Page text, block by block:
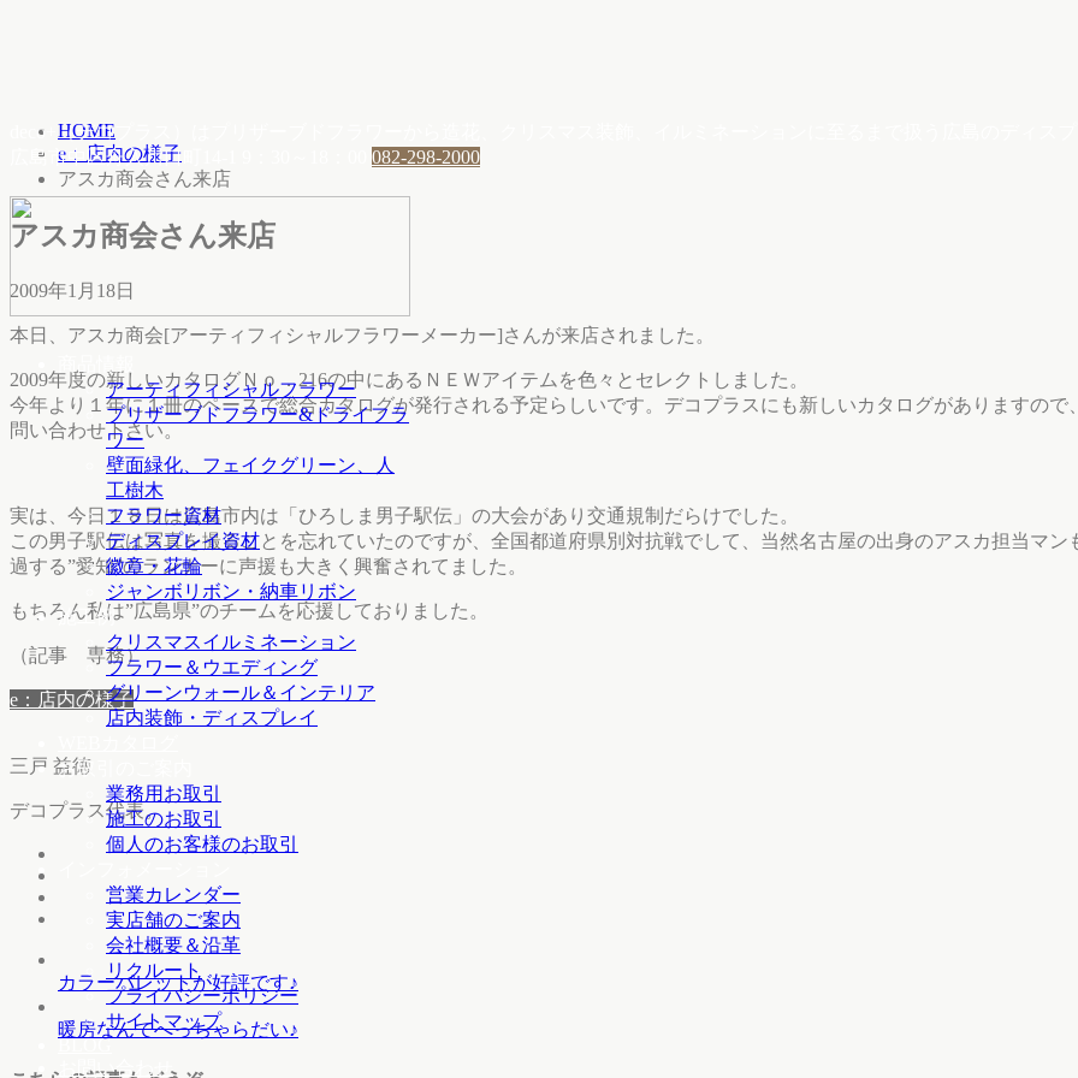
deco+（デコプラス）はプリザーブドフラワーから造花、クリスマス装飾、イルミネーションに至るまで扱う広島のディス
広島市中区舟入川口町14-1
082-298-2000
アーティフィシャルフラワー
プリザーブドフラワー&ドライフラ
ワー
壁面緑化、フェイクグリーン、人
工樹木
フラワー資材
ディスプレイ資材
徽章・花輪
ジャンボリボン・納車リボン
施工例
クリスマスイルミネーション
フラワー＆ウエディング
グリーンウォール＆インテリア
店内装飾・ディスプレイ
お取引のご案内
業務用お取引
施工のお取引
個人のお客様のお取引
営業カレンダー
実店舗のご案内
会社概要＆沿革
リクルート
プライバシーポリシー
サイトマップ
BLOG
お問い合わせ
HOME
e：店内の様子
アスカ商会さん来店
アスカ商会さん来店
2009年1月18日
本日、アスカ商会[アーティフィシャルフラワーメーカー]さんが来店されました。
2009年度の新しいカタログＮｏ．216の中にあるＮＥＷアイテムを色々とセレクトしました。
今年より１年に１冊のペースで総合カタログが発行される予定らしいです。デコプラスにも新しいカタログがありますので
問い合わせ下さい。
実は、今日１８日は広島市内は「ひろしま男子駅伝」の大会があり交通規制だらけでした。
この男子駅伝は写真を撮ることを忘れていたのですが、全国都道府県別対抗戦でして、当然名古屋の出身のアスカ担当マン
過する”愛知”のランナーに声援も大きく興奮されてました。
もちろん私は”広島県”のチームを応援しておりました。
（記事 専務）
e：店内の様子
三戸 益徳
デコプラス代表。
カラーパレットが好評です♪
暖房なんてへっちゃらだい♪